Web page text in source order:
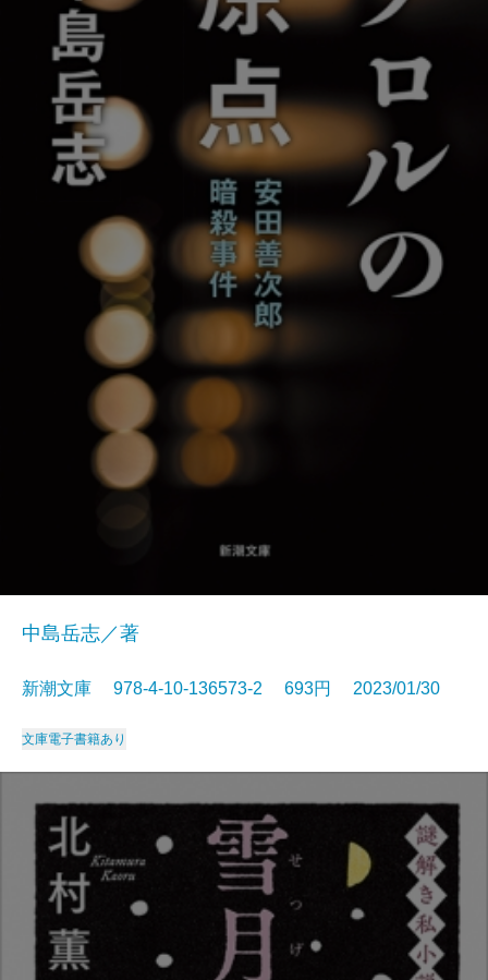
中島岳志／著
新潮文庫 978-4-10-136573-2 693円 2023/01/30
文庫電子書籍あり